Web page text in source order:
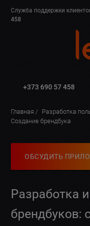
Служба поддержки
458
+373 690 57 458
Главная
Разработка
Создание брендбука
ОБСУДИТЬ
Разработка
брендбуков: